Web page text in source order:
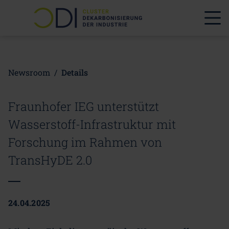
Newsroom / Details
Fraunhofer IEG unterstützt
Wasserstoff-Infrastruktur mit
Forschung im Rahmen von
TransHyDE 2.0
24.04.2025